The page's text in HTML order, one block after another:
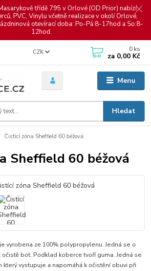
třídě 795 v Orlové (OD Prior) nabízí
PVC, Vinylu včetně realizace v okolí Orlové,
otevírací doba: Po-Pá:8-17hod a So:8-
12hod.
Menu
CZK
Hledat
0 ks
za 0,00 Kč
Čistící zóna Sheffield 60 béžová
Sheffield 60 béžová
vyrobena ze 100% polypropylenu. Jedná se o
bot. Podklad koberce tvoří guma. Jedná se
který vystupuje a napomáhá k očistění obuvi při